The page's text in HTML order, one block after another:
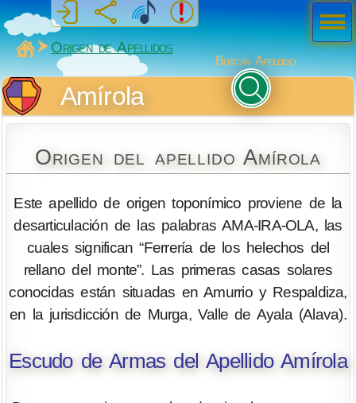
MiSabueso
Origen de Apellidos
Buscar Apellido
Amírola
Origen del apellido Amírola
Este apellido de origen toponímico proviene de la
desarticulación de las palabras AMA-IRA-OLA, las
cuales significan “Ferrería de los helechos del
rellano del monte”. Las primeras casas solares
conocidas están situadas en Amurrio y Respaldiza,
en la jurisdicción de Murga, Valle de Ayala (Alava).
Escudo de Armas del Apellido Amírola
Men
ú